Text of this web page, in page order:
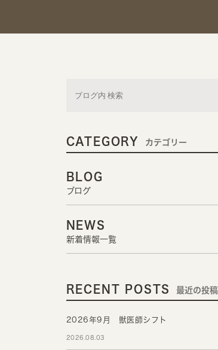
CATEGORY カテゴリー
BLOG
ブログ
NEWS
新着情報一覧
RECENT POSTS 最近の投稿
2026年9月 獣医師シフト
2026.08.03